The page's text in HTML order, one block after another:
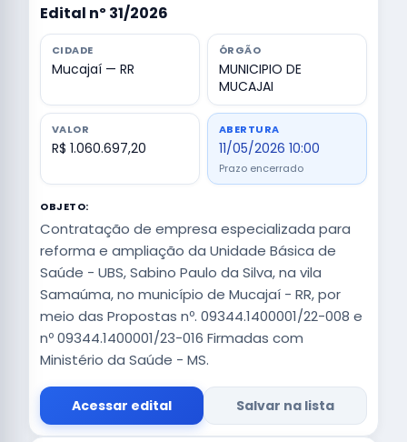
Edital nº 31/2026
CIDADE
Mucajaí — RR
ÓRGÃO
MUNICIPIO DE
MUCAJAI
VALOR
R$ 1.060.697,20
ABERTURA
11/05/2026 10:00
Prazo encerrado
OBJETO:
Contratação de empresa especializada para
reforma e ampliação da Unidade Básica de
Saúde - UBS, Sabino Paulo da Silva, na vila
Samaúma, no município de Mucajaí - RR, por
meio das Propostas nº. 09344.1400001/22-008 e
nº 09344.1400001/23-016 Firmadas com
Ministério da Saúde - MS.
Acessar edital Salvar na lista